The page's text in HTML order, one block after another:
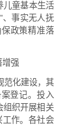
儿童基本生活
、事实无人抚
政策精准落
增强
范化建设，其
登记。投入
组织开展相关
作。各社会